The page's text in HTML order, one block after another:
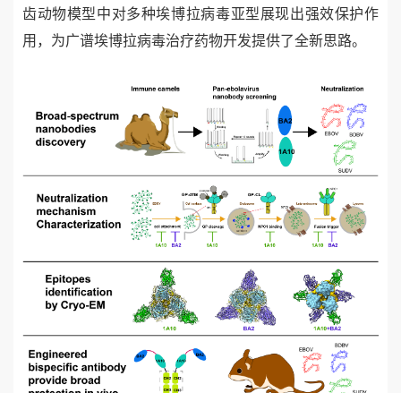
齿动物模型中对多种埃博拉病毒亚型展现出强效保护作
用，为广谱埃博拉病毒治疗药物开发提供了全新思路。